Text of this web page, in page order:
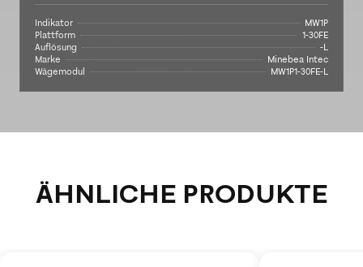
Indikator
MW1P
Plattform
1-30FE
Auflösung
-L
Marke
Minebea Intec
Wägemodul
MW1P1-30FE-L
ÄHNLICHE PRODUKTE